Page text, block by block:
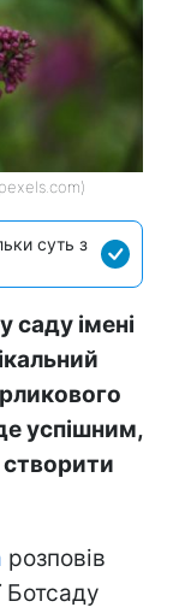
суть з
саду імені
успішним,
створити
розповів
Ботсаду